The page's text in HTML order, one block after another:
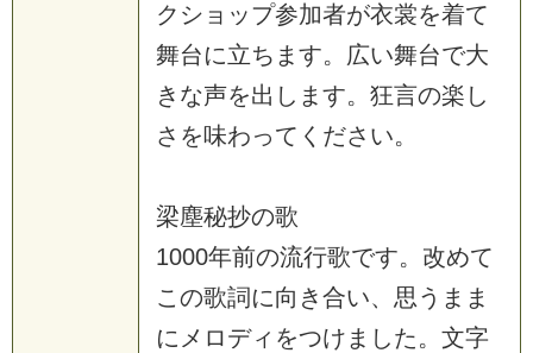
クショップ参加者が衣裳を着て
舞台に立ちます。広い舞台で大
きな声を出します。狂言の楽し
さを味わってください。
梁塵秘抄の歌
1000年前の流行歌です。改めて
この歌詞に向き合い、思うまま
にメロディをつけました。文字